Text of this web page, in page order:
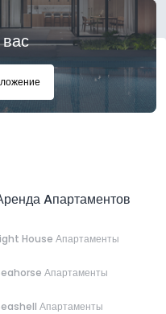
Aпартаментов
House Апартаменты
Апартаменты
Апартаменты